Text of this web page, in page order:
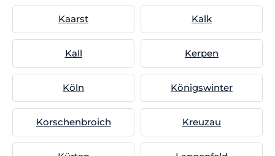
Kaarst Kalk
Kall Kerpen
Köln Königswinter
Korschenbroich Kreuzau